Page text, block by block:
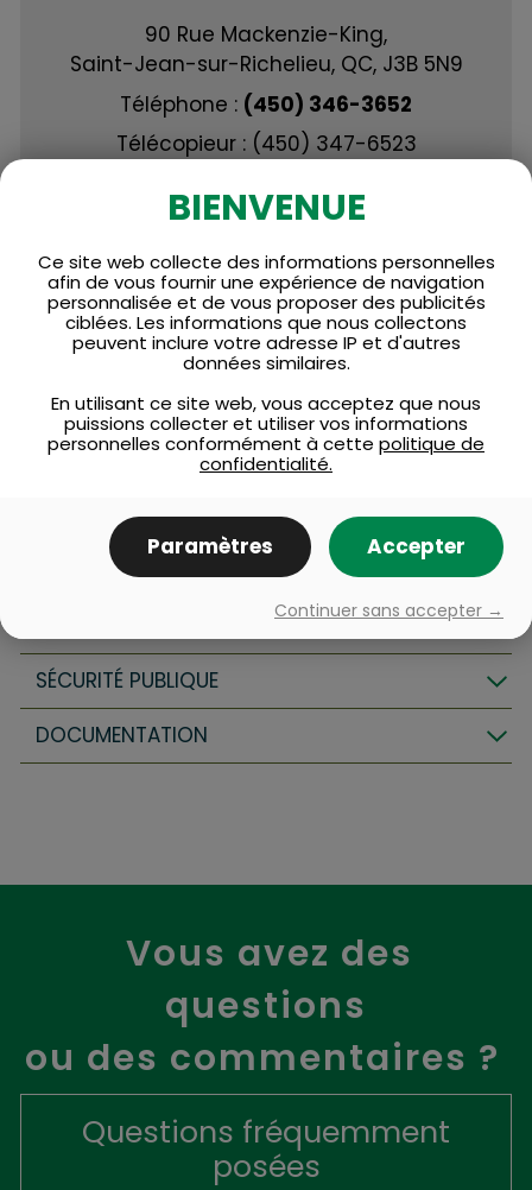
INFO-TRAVAUX
MUNICIPALITÉ
SÉCURITÉ PUBLIQUE
DOCUMENTATION
90 Rue Mackenzie-King,
Saint-Jean-sur-Richelieu, QC, J3B 5N9
Téléphone : (450) 346-3652
Télécopieur : (450) 347-6523
ouv.qc.ca
VOIR PLUS
Vous avez des
questions
ou des commentaires ?
Questions fréquemment
posées
BIENVENUE
Ce site web collecte des informations personnelles
afin de vous fournir une expérience de navigation
personnalisée et de vous proposer des publicités
ciblées. Les informations que nous collectons
peuvent inclure votre adresse IP et d'autres
données similaires.
En utilisant ce site web, vous acceptez que nous
puissions collecter et utiliser vos informations
personnelles conformément à cette politique de
confidentialité.
Paramètres Accepter
Continuer sans accepter →